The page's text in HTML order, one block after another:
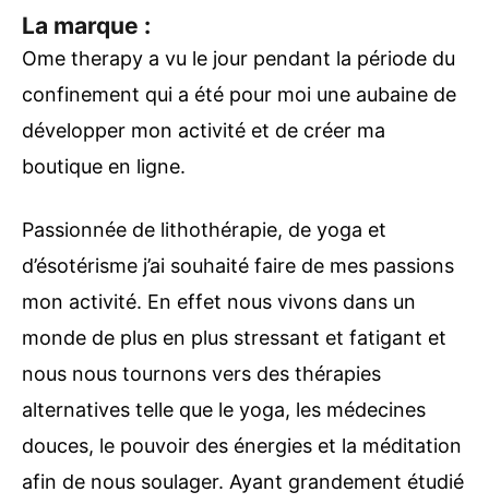
La marque :
Ome therapy a vu le jour pendant la période du
confinement qui a été pour moi une aubaine de
développer mon activité et de créer ma
boutique en ligne.
Passionnée de lithothérapie, de yoga et
d’ésotérisme j’ai souhaité faire de mes passions
mon activité. En effet nous vivons dans un
monde de plus en plus stressant et fatigant et
nous nous tournons vers des thérapies
alternatives telle que le yoga, les médecines
douces, le pouvoir des énergies et la méditation
afin de nous soulager. Ayant grandement étudié